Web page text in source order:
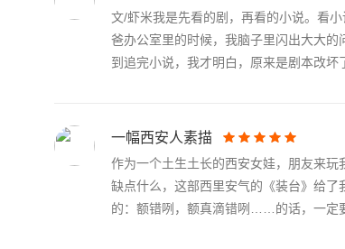
文/虾米我是先看的剧，再看的小说。看
爸办公室里的时候，我脑子里闪出大大的
到追完小说，我才明白，原来是剧本改坏
一幅西安人素描
作为一个土生土长的西安女娃，朋友来
缺点什么，这部西里安气的《装台》给
的：额错咧，额真滴错咧……的话，一定